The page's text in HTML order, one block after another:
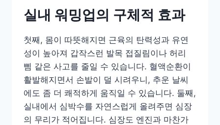
실내 워밍업의 구체적 효과
첫째, 몸이 따뜻해지면 근육의 탄력성과 유연
성이 높아져 갑작스런 발목 접질림이나 허리
삠 같은 사고를 줄일 수 있습니다. 혈액순환이
활발해지면서 손발이 덜 시려우니, 추운 날씨
에도 좀 더 쾌적하게 움직일 수 있습니다. 둘째,
실내에서 심박수를 자연스럽게 올려주면 심장
의 무리가 적어집니다. 심장도 엔진과 마찬가